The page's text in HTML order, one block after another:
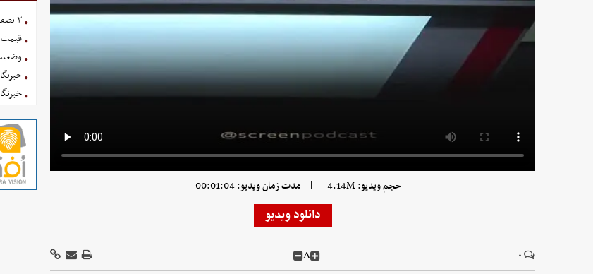
حجم ویدیو: 4.14M | مدت زمان ویدیو: 00:01:04
دانلود ویدیو
۰ A
۳ تصفیه‌خانه جدید برای فضای سبز تهران در راه است
قیمت
وضعیت